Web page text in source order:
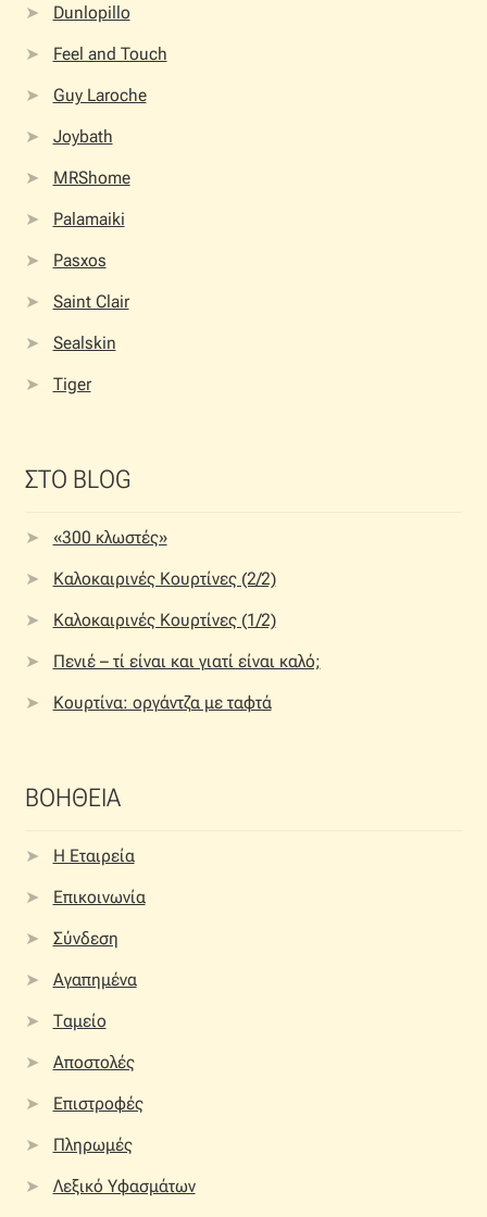
Dunlopillo
Feel and Touch
Guy Laroche
Joybath
MRShome
Palamaiki
Pasxos
Saint Clair
Sealskin
Tiger
ΣΤΟ BLOG
«300 κλωστές»
Καλοκαιρινές Κουρτίνες (2/2)
Καλοκαιρινές Κουρτίνες (1/2)
Πενιέ – τί είναι και γιατί είναι καλό;
Κουρτίνα: οργάντζα με ταφτά
ΒΟΗΘΕΙΑ
Η Εταιρεία
Επικοινωνία
Σύνδεση
Αγαπημένα
Ταμείο
Αποστολές
Επιστροφές
Πληρωμές
Λεξικό Υφασμάτων